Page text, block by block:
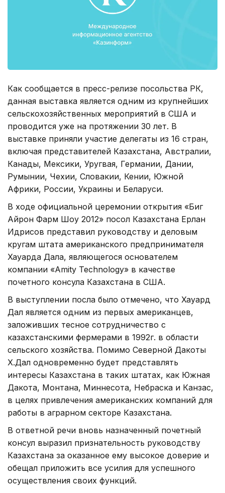
Как сообщается в пресс-релизе посольства РК,
данная выставка является одним из крупнейших
сельскохозяйственных мероприятий в США и
проводится уже на протяжении 30 лет. В
выставке приняли участие делегаты из 16 стран,
включая представителей Казахстана, Австралии,
Канады, Мексики, Уругвая, Германии, Дании,
Румынии, Чехии, Словакии, Кении, Южной
Африки, России, Украины и Беларуси.
В ходе официальной церемонии открытия «Биг
Айрон Фарм Шоу 2012» посол Казахстана Ерлан
Идрисов представил руководству и деловым
кругам штата американского предпринимателя
Хауарда Дала, являющегося основателем
компании «Amity Technology» в качестве
почетного консула Казахстана в США.
В выступлении посла было отмечено, что Хауард
Дал является одним из первых американцев,
заложивших тесное сотрудничество с
казахстанскими фермерами в 1992г. в области
сельского хозяйства. Помимо Северной Дакоты
Х.Дал одновременно будет представлять
интересы Казахстана в таких штатах, как Южная
Дакота, Монтана, Миннесота, Небраска и Канзас,
в целях привлечения американских компаний для
работы в аграрном секторе Казахстана.
В ответной речи вновь назначенный почетный
консул выразил признательность руководству
Казахстана за оказанное ему высокое доверие и
обещал приложить все усилия для успешного
осуществления своих функций.